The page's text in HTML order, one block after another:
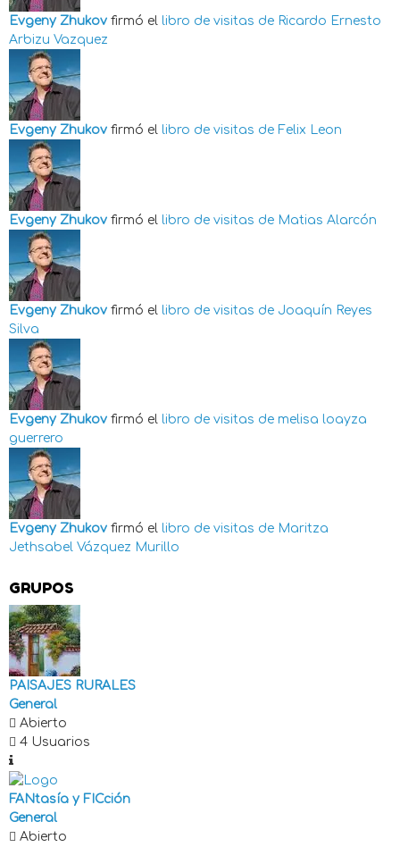
Evgeny Zhukov firmó el libro de visitas de Ricardo Ernesto
Arbizu Vazquez
Evgeny Zhukov firmó el libro de visitas de Felix Leon
Evgeny Zhukov firmó el libro de visitas de Matias Alarcón
Evgeny Zhukov firmó el libro de visitas de Joaquín Reyes
Silva
Evgeny Zhukov firmó el libro de visitas de melisa loayza
guerrero
Evgeny Zhukov firmó el libro de visitas de Maritza
Jethsabel Vázquez Murillo
GRUPOS
PAISAJES RURALES
General
Abierto
4 Usuarios
FANtasía y FICción
General
Abierto